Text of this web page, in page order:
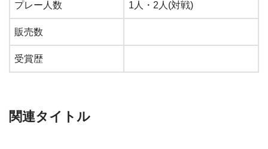
プレー人数 1人・2人(対戦)
販売数
受賞歴
関連タイトル